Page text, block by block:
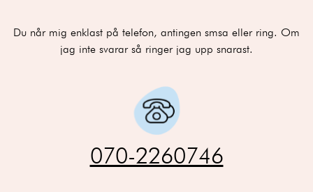
Du når mig enklast på telefon, antingen smsa eller ring. Om
jag inte svarar så ringer jag upp snarast.
070-2260746